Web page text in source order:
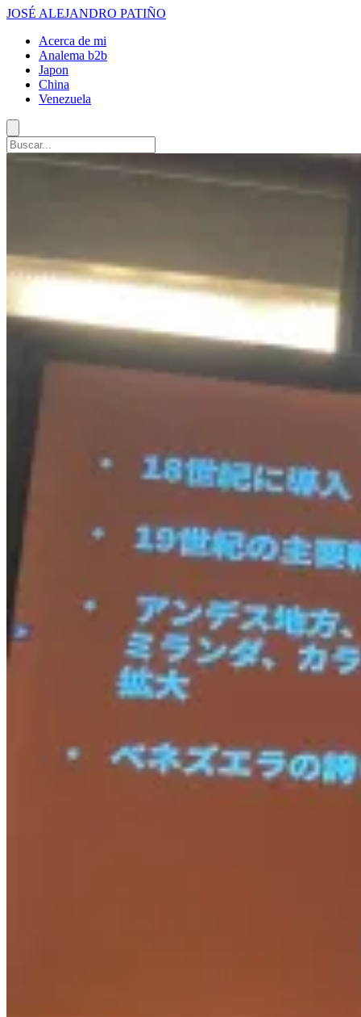
JOSÉ ALEJANDRO PATIÑO
Acerca de mi
Analema b2b
Japon
China
Venezuela